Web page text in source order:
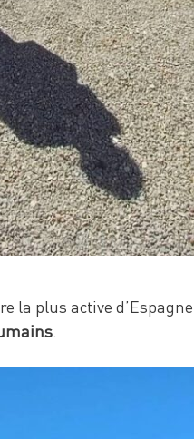
la plus active
.